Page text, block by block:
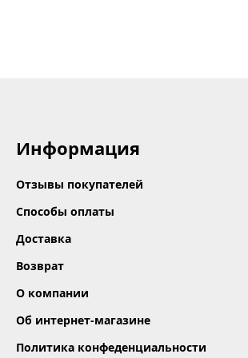
Информация
Отзывы покупателей
Способы оплаты
Доставка
Возврат
О компании
Об интернет-магазине
Политика конфеденциальности